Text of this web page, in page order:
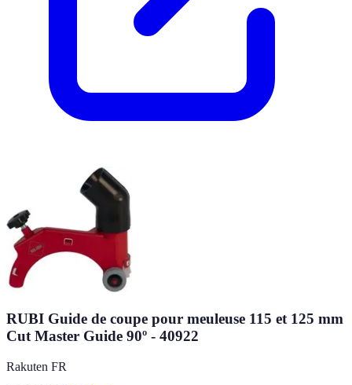
RUBI Guide de coupe pour meuleuse 115 et 125 mm
Cut Master Guide 90º - 40922
Rakuten FR